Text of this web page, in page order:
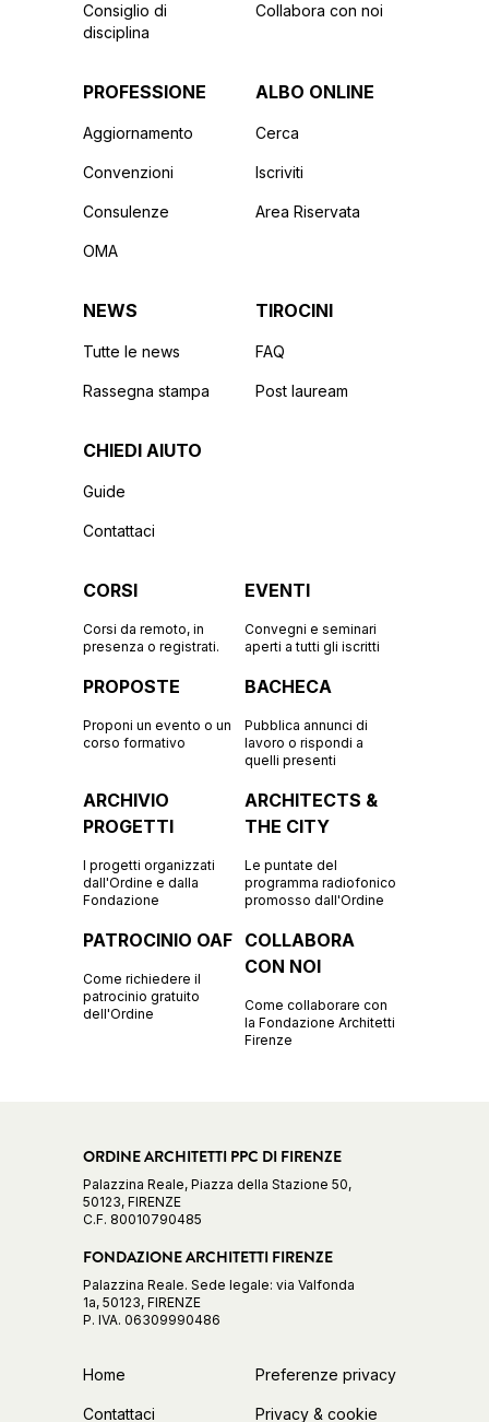
Consiglio di
disciplina
Collabora con noi
PROFESSIONE
Aggiornamento
Convenzioni
Consulenze
OMA
ALBO ONLINE
Cerca
Iscriviti
Area Riservata
NEWS
Tutte le news
Rassegna stampa
TIROCINI
FAQ
Post lauream
CHIEDI AIUTO
Guide
Contattaci
CORSI
Corsi da remoto, in
presenza o registrati.
EVENTI
Convegni e seminari
aperti a tutti gli iscritti
PROPOSTE
Proponi un evento o un
corso formativo
BACHECA
Pubblica annunci di
lavoro o rispondi a
quelli presenti
ARCHIVIO
PROGETTI
I progetti organizzati
dall'Ordine e dalla
Fondazione
ARCHITECTS &
THE CITY
Le puntate del
programma radiofonico
promosso dall'Ordine
PATROCINIO OAF
Come richiedere il
patrocinio gratuito
dell'Ordine
COLLABORA
CON NOI
Come collaborare con
la Fondazione Architetti
Firenze
ORDINE ARCHITETTI PPC DI FIRENZE
Palazzina Reale, Piazza della Stazione 50,
50123, FIRENZE
C.F. 80010790485
FONDAZIONE ARCHITETTI FIRENZE
Palazzina Reale. Sede legale: via Valfonda
1a, 50123, FIRENZE
P. IVA. 06309990486
Home
Contattaci
Preferenze privacy
Privacy & cookie